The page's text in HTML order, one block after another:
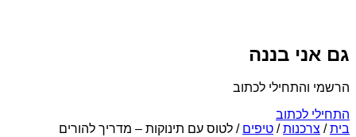
גם אני בננה
הרשמי והתחילי לכתוב
התחילי לכתוב
בית/ צרכנות/ טיפים / לטוס עם תינוקות – מדריך להורים